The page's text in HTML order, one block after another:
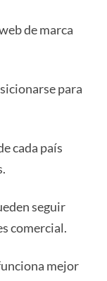
de marca
para
cada país
seguir
comercial.
mejor